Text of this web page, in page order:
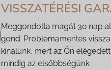
VISSZATÉRÉSI
Meggondolta magát 30 nap
gond. Problémamentes
kínálunk, mert az Ön
mindig az elsőbbségünk.